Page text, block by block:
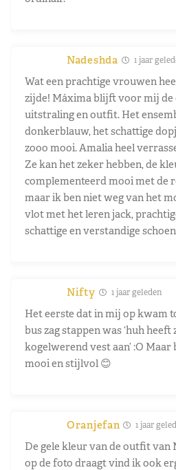
Nadeshda 1 jaar
Wat een prachtige vrouwen
zijde! Máxima blijft voor mij de
uitstraling en outfit. Het
donkerblauw, het schattige
zooo mooi. Amalia heel
Ze kan het zeker hebben, de
complementeerd mooi met de
maar ik ben niet weg van het
vlot met het leren jack,
schattige en verstandige
Nifty 1 jaar geleden
Het eerste dat in mij op kwam
bus zag stappen was ‘huh heeft
kogelwerend vest aan’ :O
mooi en stijlvol 😊
Oranjefan 1 jaar
De gele kleur van de outfit van
op de foto draagt vind ik ook